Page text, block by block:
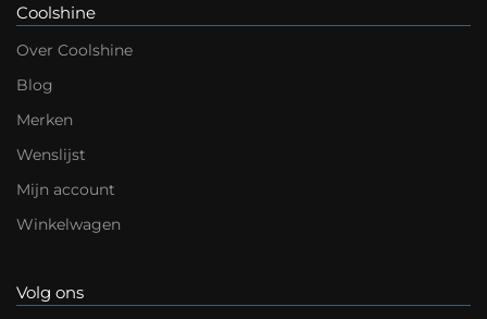
Coolshine
Over Coolshine
Blog
Merken
Wenslijst
Mijn account
Winkelwagen
Volg ons